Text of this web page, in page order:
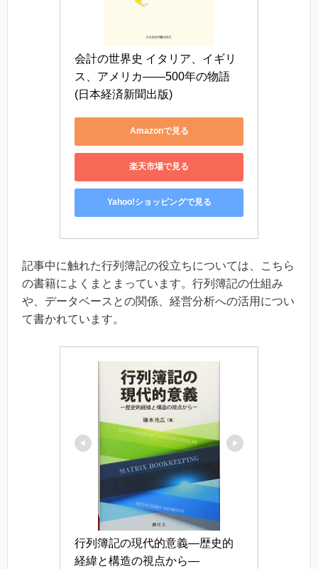
会計の世界史 イタリア、イギリ
ス、アメリカ――500年の物語
(日本経済新聞出版)
Amazonで見る
楽天市場で見る
Yahoo!ショッピングで見る
記事中に触れた行列簿記の役立ちについては、こちら
の書籍によくまとまっています。行列簿記の仕組み
や、データベースとの関係、経営分析への活用につい
て書かれています。
行列簿記の現代的意義―歴史的
経緯と構造の視点から―